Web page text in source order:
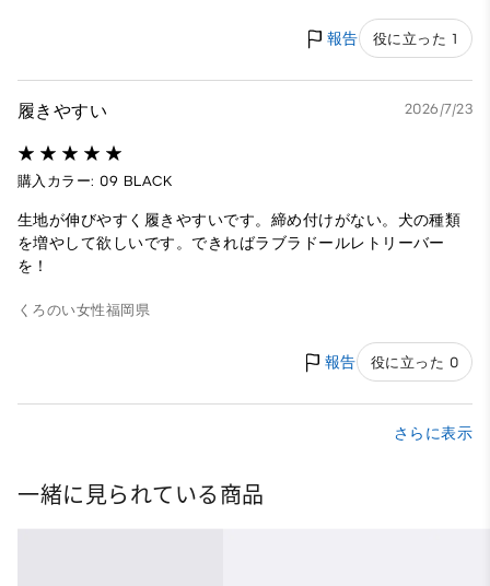
報告 役に立った 1
履きやすい 2026/7/23
購入カラー: 09 BLACK
生地が伸びやすく履きやすいです。締め付けがない。犬の種類
を増やして欲しいです。できればラブラドールレトリーバー
を！
くろのい女性福岡県
報告 役に立った 0
さらに表示
一緒に見られている商品